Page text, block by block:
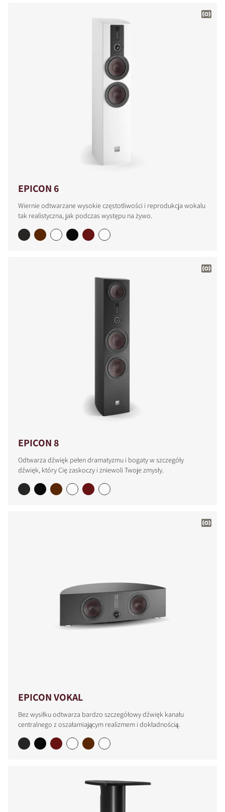
EPICON 6
Wiernie odtwarzane wysokie częstotliwości i reprodukcja wokalu
tak realistyczna, jak podczas występu na żywo.
EPICON 8
Odtwarza dźwięk pełen dramatyzmu i bogaty w szczegóły
dźwięk, który Cię zaskoczy i zniewoli Twoje zmysły.
EPICON VOKAL
Bez wysiłku odtwarza bardzo szczegółowy dźwięk kanału
centralnego z oszałamiającym realizmem i dokładnością.